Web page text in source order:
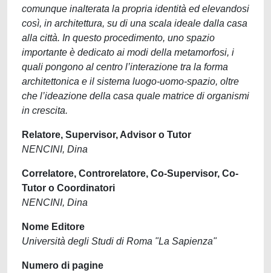
comunque inalterata la propria identità ed elevandosi
così, in architettura, su di una scala ideale dalla casa
alla città. In questo procedimento, uno spazio
importante è dedicato ai modi della metamorfosi, i
quali pongono al centro l’interazione tra la forma
architettonica e il sistema luogo-uomo-spazio, oltre
che l’ideazione della casa quale matrice di organismi
in crescita.
Relatore, Supervisor, Advisor o Tutor
NENCINI, Dina
Correlatore, Controrelatore, Co-Supervisor, Co-
Tutor o Coordinatori
NENCINI, Dina
Nome Editore
Università degli Studi di Roma "La Sapienza"
Numero di pagine